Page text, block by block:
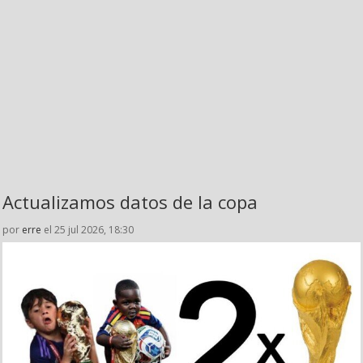
Actualizamos datos de la copa
por erre el 25 jul 2026, 18:30